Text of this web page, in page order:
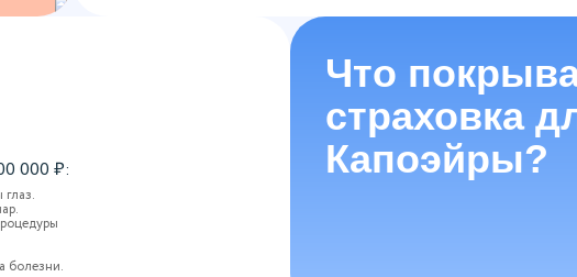
000 ₽:
болезни.
Что
страховка
Капоэйры?